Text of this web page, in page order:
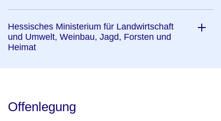
Hessisches Ministerium für Landwirtschaft
und Umwelt, Weinbau, Jagd, Forsten und
Heimat
Offenlegung